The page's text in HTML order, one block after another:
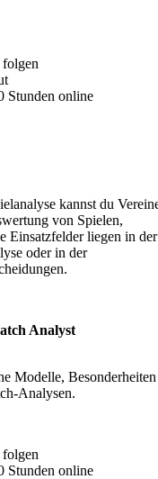
folgen
Stunden online
kannst du
von Spielen,
Einsatzfelder liegen in der
oder in der
Analyst
Modelle, Besonderheiten
Analysen.
folgen
Stunden online